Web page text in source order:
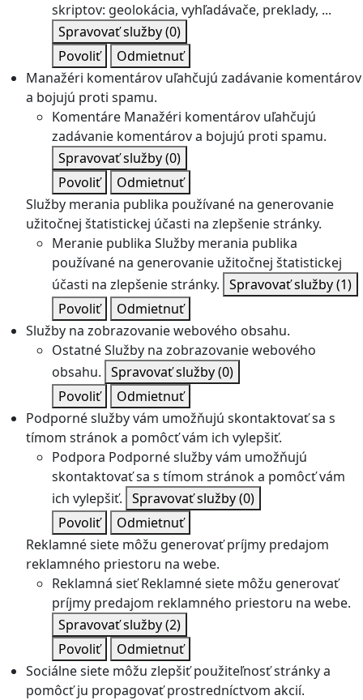
skriptov: geolokácia, vyhľadávače, preklady, ...
Spravovať služby(0)
Povoliť
Odmietnuť
Manažéri komentárov uľahčujú zadávanie komentárov
a bojujú proti spamu.
Komentáre Manažéri komentárov uľahčujú
zadávanie komentárov a bojujú proti spamu.
Spravovať služby(0)
Povoliť
Odmietnuť
Služby merania publika používané na generovanie
užitočnej štatistickej účasti na zlepšenie stránky.
Meranie publika Služby merania publika
používané na generovanie užitočnej štatistickej
účasti na zlepšenie stránky. Spravovať služby(1)
Povoliť
Odmietnuť
Služby na zobrazovanie webového obsahu.
OstatnéSlužby na zobrazovanie webového
obsahu. Spravovať služby(0)
Povoliť
Odmietnuť
Podporné služby vám umožňujú skontaktovať sa s
tímom stránok a pomôcť vám ich vylepšiť.
Podpora Podporné služby vám umožňujú
skontaktovať sa s tímom stránok a pomôcť vám
ich vylepšiť. Spravovať služby(0)
Povoliť
Odmietnuť
Reklamné siete môžu generovať príjmy predajom
reklamného priestoru na webe.
Reklamná sieť Reklamné siete môžu generovať
príjmy predajom reklamného priestoru na webe.
Spravovať služby(2)
Povoliť
Odmietnuť
Sociálne siete môžu zlepšiť použiteľnosť stránky a
pomôcť ju propagovať prostredníctvom akcií.